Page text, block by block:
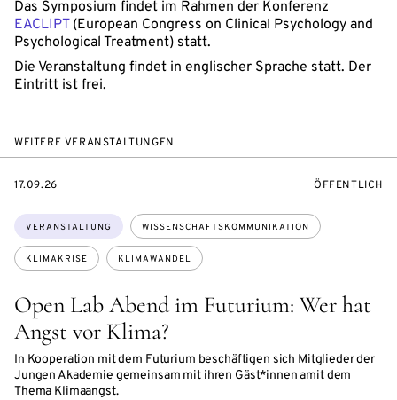
Das Symposium findet im Rahmen der Konferenz
EACLIPT(European Congress on Clinical Psychology and
Psychological Treatment) statt.
Die Veranstaltung findet in englischer Sprache statt. Der
Eintritt ist frei.
WEITERE VERANSTALTUNGEN
Open Lab Abend im Futurium: Wer hat
Angst vor Klima?
In Kooperation mit dem Futurium beschäftigen sich Mitglieder der
Jungen Akademie gemeinsam mit ihren Gäst*innen amit dem
Thema Klimaangst.
Themen:
VERANSTALTUNG WISSENSCHAFTSKOMMUNIKATION
KLIMAKRISE KLIMAWANDEL
EVENTBEGINSON
17.09.26 ÖFFENTLICH